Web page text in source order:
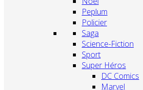
Peplum
Policier
Saga
Science-Fiction
Sport
Super Héros
DC Comics
Marvel